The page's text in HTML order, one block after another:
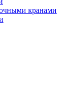
кранами